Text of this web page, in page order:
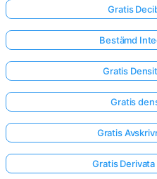
Gratis
Bestämd
Gratis
Gratis
Gratis
Gratis